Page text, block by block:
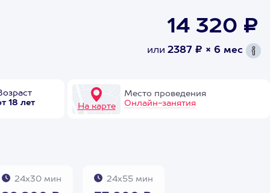
14 320 ₽
или 2387 ₽ × 6 мес
18 лет
На карте
Место проведения
Онлайн-занятия
24х30 мин 24х55 мин